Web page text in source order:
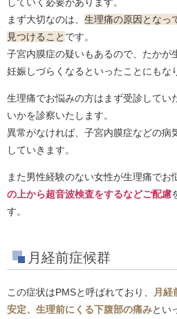
まず大切なのは、 生理痛の原因となっ
見つけること です。
子宮内膜症の疑いもあるので、たかが
妊娠しづらくなるといったことにもな
生理痛でお悩みの方はまず受診してい
いかを診察いたします。
異常がなければ、子宮内膜症などの病
していきます。
また男性経験のない女性が生理痛でお
の上から超音波検査をするなどご配慮
す。
月経前症候群
この症状はPMSと呼ばれており、
月経
安定、生理前にくる下腹部の痛みとい